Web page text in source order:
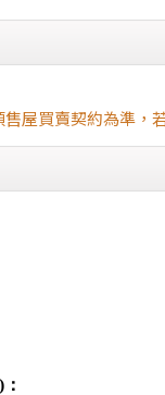
屋買賣契約為準，